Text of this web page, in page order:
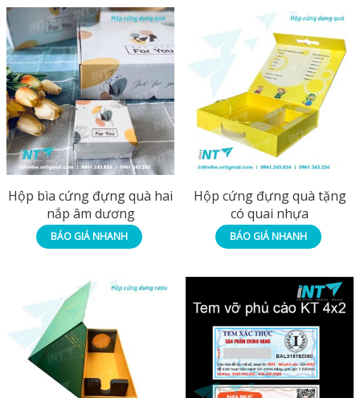
Hộp bìa cứng đựng quà hai
nắp âm dương
BÁO GIÁ NHANH
Hộp cứng đựng quà tặng
có quai nhựa
BÁO GIÁ NHANH